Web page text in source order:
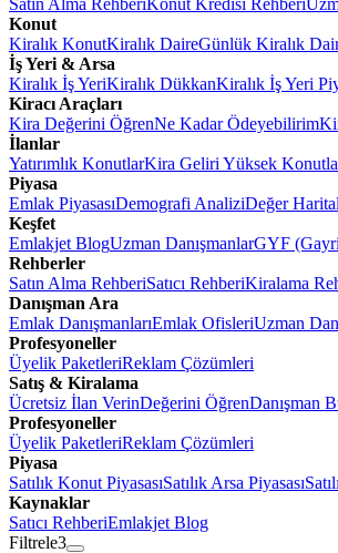
Satın Alma RehberiKonut Kredisi Rehberi
Konut
Kiralık KonutKiralık DaireGünlük Kiralık
İş Yeri & Arsa
Kiralık İş YeriKiralık DükkanKiralık İş Yeri
Kiracı Araçları
Kira Değerini ÖğrenNe Kadar Ödeyebilirim
İlanlar
Yatırımlık KonutlarKira Geliri Yüksek
Piyasa
Emlak PiyasasıDemografi AnaliziDeğer
Keşfet
Emlakjet BlogUzman DanışmanlarGYF
Rehberler
Satın Alma RehberiSatıcı RehberiKiralama
Danışman Ara
Emlak DanışmanlarıEmlak OfisleriUzman
Profesyoneller
Üyelik PaketleriReklam Çözümleri
Satış & Kiralama
Ücretsiz İlan VerinDeğerini ÖğrenDanışman
Profesyoneller
Üyelik PaketleriReklam Çözümleri
Piyasa
Satılık Konut PiyasasıSatılık Arsa Piyasası
Kaynaklar
Satıcı RehberiEmlakjet Blog
Filtrele3